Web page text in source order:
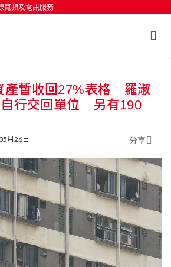
寬頻及電訊服務
產暫收回27%表格 羅淑
行交回單位 另有190
月26日 分享